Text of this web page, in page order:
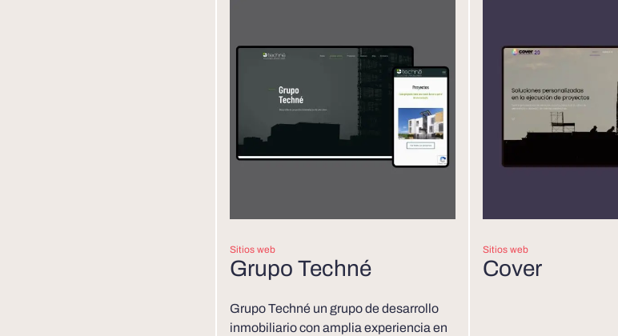
Sitios web
Grupo Techné
Grupo Techné un grupo de desarrollo
inmobiliario con amplia experiencia en
Sitios web
Cover